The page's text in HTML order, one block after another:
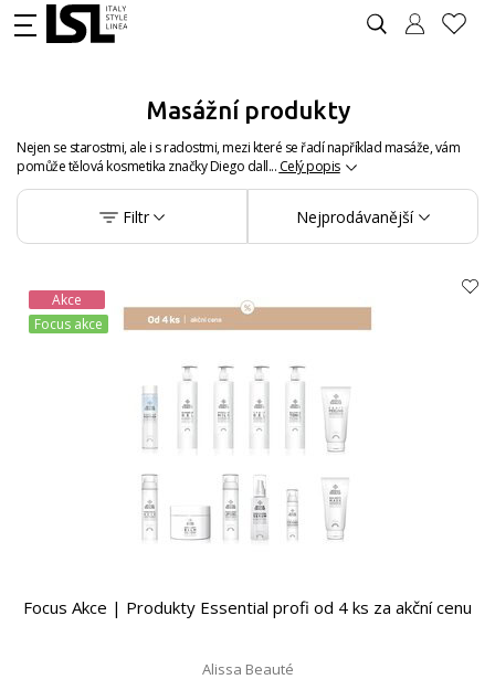
Masážní produkty
Nejen se starostmi, ale i s radostmi, mezi které se řadí například masáže, vám
pomůže tělová kosmetika značky Diego dall... Celý popis
Filtr Nejprodávanější
Akce
Focus akce
Focus Akce | Produkty Essential profi od 4 ks za akční cenu
Alissa Beauté